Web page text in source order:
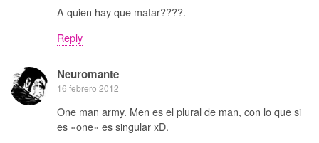
A quien hay que matar????.
Reply
Neuromante
16 febrero 2012
One man army. Men es el plural de man, con lo que si
es «one» es singular xD.